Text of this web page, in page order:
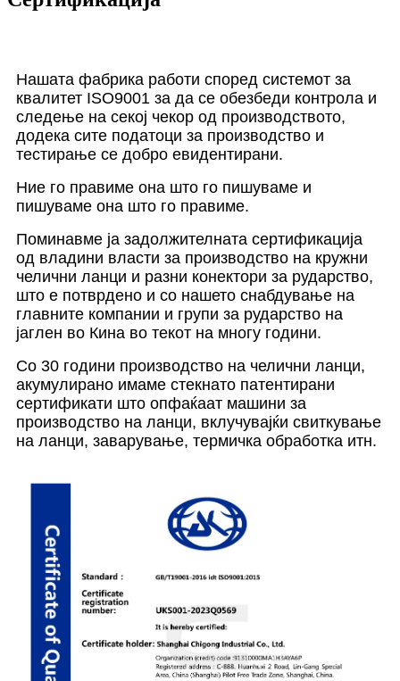
Нашата фабрика работи според системот за
квалитет ISO9001 за да се обезбеди контрола и
следење на секој чекор од производството,
додека сите податоци за производство и
тестирање се добро евидентирани.
Ние го правиме она што го пишуваме и
пишуваме она што го правиме.
Поминавме ја задолжителната сертификација
од владини власти за производство на кружни
челични ланци и разни конектори за рударство,
што е потврдено и со нашето снабдување на
главните компании и групи за рударство на
јаглен во Кина во текот на многу години.
Со 30 години производство на челични ланци,
акумулирано имаме стекнато патентирани
сертификати што опфаќаат машини за
производство на ланци, вклучувајќи свиткување
на ланци, заварување, термичка обработка итн.